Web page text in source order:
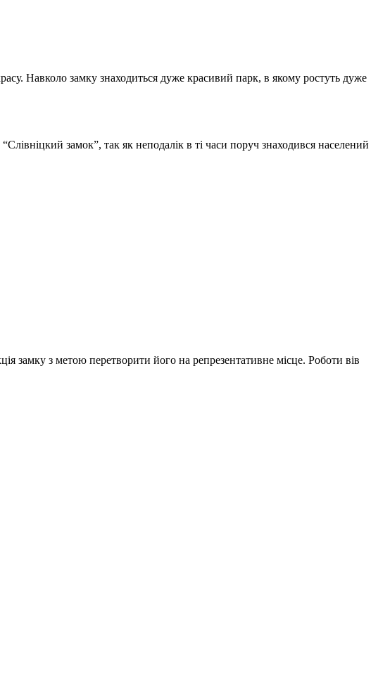
Навколо замку знаходиться дуже красивий парк, в якому ростуть дуже
замок”, так як неподалік в ті часи поруч знаходився населений
замку з метою перетворити його на репрезентативне місце. Роботи вів